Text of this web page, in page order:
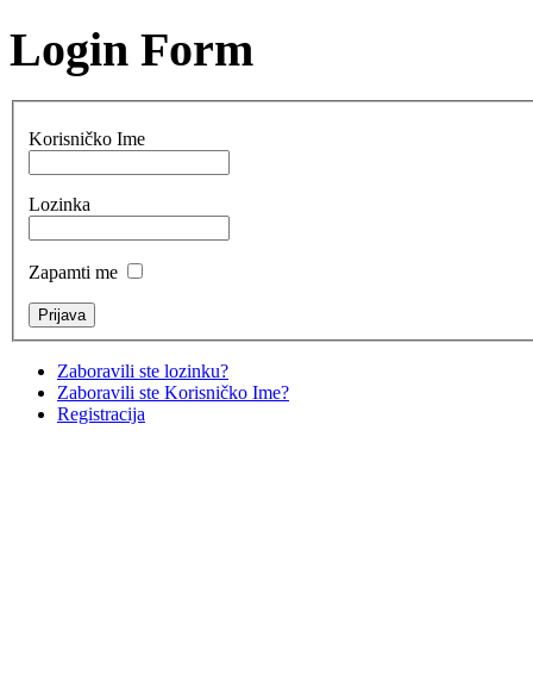
Login Form
Korisničko Ime
Lozinka
Zapamti me
Zaboravili ste lozinku?
Zaboravili ste Korisničko Ime?
Registracija